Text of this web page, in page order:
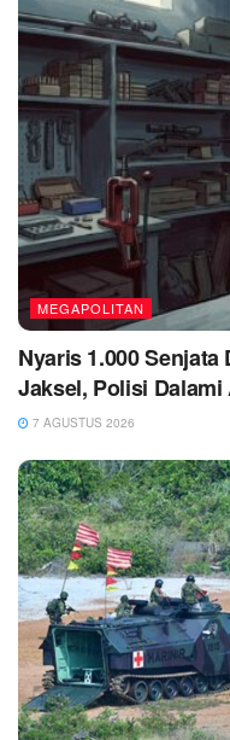
MEGAPOLITAN
Nyaris 1.000
Jaksel, Polisi
7 AGUSTUS 2026